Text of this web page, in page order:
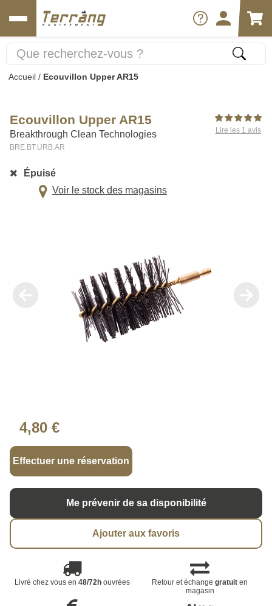
Accueil / Ecouvillon Upper AR15
Ecouvillon Upper AR15
Breakthrough Clean Technologies
BRE.BT.URB.AR
Lire les 1 avis
Épuisé
Voir le stock des magasins
4,80 €
Effectuer une réservation
Me prévenir de sa disponibilité
Ajouter aux favoris
Livré chez vous en 48/72houvrées Retour et échangegratuit en
magasin